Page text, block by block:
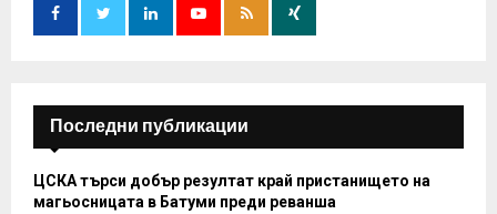
:
H
Последни публикации
ЦСКА търси добър резултат край пристанището на
магьосницата в Батуми преди реванша